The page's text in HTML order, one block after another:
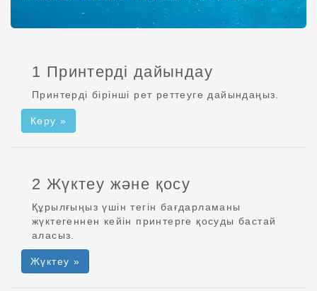
1 Принтерді дайындау
Принтерді бірінші рет реттеуге дайындаңыз.
Көру »
2 Жүктеу және қосу
Құрылғыңыз үшін тегін бағдарламаны
жүктегеннен кейін принтерге қосуды бастай
аласыз.
Жүктеу »